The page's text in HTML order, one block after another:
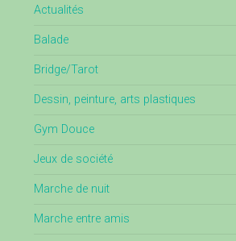
Actualités
Balade
Bridge/Tarot
Dessin, peinture, arts plastiques
Gym Douce
Jeux de société
Marche de nuit
Marche entre amis